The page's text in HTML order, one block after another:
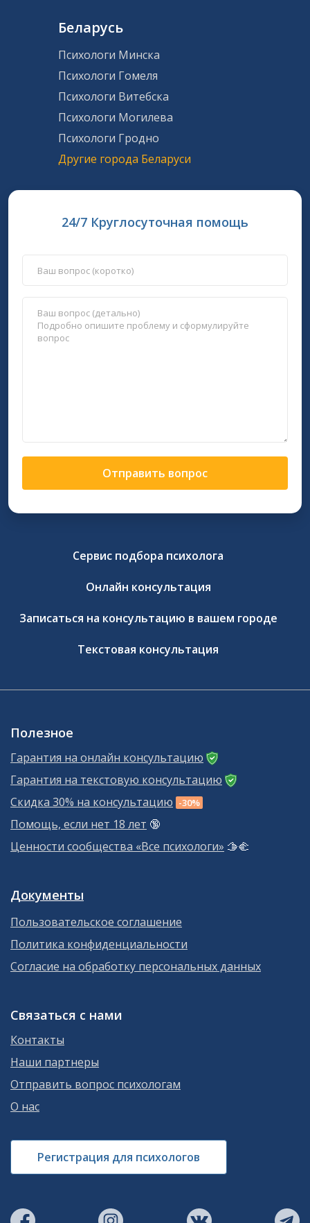
Беларусь
Психологи Минска
Психологи Гомеля
Психологи Витебска
Психологи Могилева
Психологи Гродно
Другие города Беларуси
24/7 Круглосуточная помощь
Отправить вопрос
Сервис подбора психолога
Онлайн консультация
Записаться на консультацию в вашем городе
Текстовая консультация
Полезное
Гарантия на онлайн консультацию
Гарантия на текстовую консультацию
Скидка 30% на консультацию -30%
Помощь, если нет 18 лет 🔞
Ценности сообщества «Все психологи» 🫱‍🫲
Документы
Пользовательское соглашение
Политика конфиденциальности
Согласие на обработку персональных данных
Связаться с нами
Контакты
Наши партнеры
Отправить вопрос психологам
О нас
Регистрация для психологов